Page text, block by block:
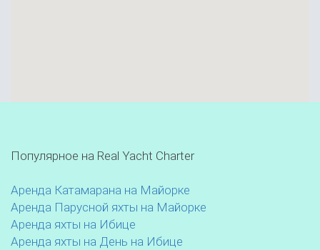
Популярное на Real Yacht Charter
Аренда Катамарана на Майорке
Аренда Парусной яхты на Майорке
Аренда яхты на Ибице
Аренда яхты на День на Ибице